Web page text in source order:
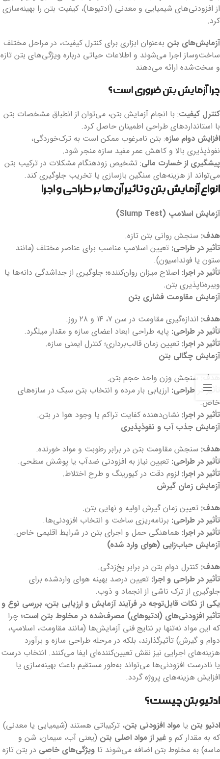
از افزودنی‌های شیمیایی و معدنی (ادتیوها)، کیفیت بتن را بهینه‌سازی
کرد.
آزمایش‌های بتن به‌عنوان ابزاری برای کنترل کیفیت، در مراحل مختلف
ساخت‌وساز اجرا می‌شوند و اطلاعات حیاتی درباره ویژگی‌های بتن تازه
و سخت‌شده ارائه می‌دهند
چرا آزمایش بتن ضروری است؟
کنترل کیفیت: با انجام آزمایش بتن، می‌توان از انطباق مشخصات بتن
با استانداردهای طراحی اطمینان حاصل کرد.
افزایش دوام سازه: بتن نامرغوب ممکن است به ترک‌خوردگی،
نفوذپذیری بالا و کاهش عمر مفید سازه منجر شود.
پیشگیری از خسارت مالی: تشخیص زودهنگام مشکلات در ترکیب بتن
می‌تواند از هزینه‌های سنگین بازسازی یا تخریب جلوگیری کند.
انواع آزمایش بتن و تاثیر آن‌ها بر طراحی و اجرا
آزمایش اسلامپ (Slump Test)
هدف: سنجش روانی بتن تازه.
تأثیر در طراحی: تعیین اسلامپ مناسب برای عناصر مختلف (مانند
ستون یا فونداسیون).
تأثیر در اجرا: اصلاح میزان روان‌کننده؛ جلوگیری از جداشدگی دانه‌ها یا
ویبره‌ناپذیری بتن.
آزمایش مقاومت فشاری بتن
هدف: اندازه‌گیری مقاومت در سن ۷، ۱۴ و ۲۸ روز.
تأثیر در طراحی: پایه طراحی ابعاد اعضای سازه و مقدار میلگرد.
تأثیر در اجرا: تعیین زمان قالب‌برداری؛ کنترل ایمنی سازه.
آزمایش چگالی بتن
هدف
سنجش وزن واحد حجم بتن.
تأثیر در طراحی: ارزیابی بار مرده و انتخاب بتن سبک در سازه‌های
خاص.
تأثیر در اجرا: نشان‌دهنده کفایت تراکم یا وجود هوا در بتن.
آزمایش جذب آب و نفوذپذیری
هدف: سنجش مقاومت بتن در برابر رطوبت و مواد خورنده.
تأثیر در طراحی: تعیین نیاز به افزودنی ضدآب یا پوشش سطحی.
تأثیر در اجرا: لزوم دقت در کیورینگ و طرح اختلاط.
آزمایش زمان گیرش
هدف: تعیین زمان گیرش اولیه و نهایی بتن.
تأثیر در طراحی: برنامه‌ریزی ساخت و انتخاب افزودنی‌ها.
تأثیر در اجرا: هماهنگی حمل و اجرای بتن در شرایط اقلیمی خاص.
آزمایش حباب‌زایی (هوای وارد شده)
هدف: کنترل دوام بتن در برابر یخ‌زدگی.
تأثیر در طراحی و اجرا: تعیین درصد بهینه هوای واردشده برای
جلوگیری از ترک ناشی از انجماد و ذوب.
یکی از نکات قابل‌توجه در فرآیند آزمایش و ارزیابی بتن، بررسی نوع و
تأثیر افزودنی‌های (ادتیوهای) مصرف‌شده در مخلوط بتن است؛ چرا
که این مواد نه‌تنها بر نتایج فنی آزمایش‌ها (مانند مقاومت، اسلامپ،
دوام و گیرش) تأثیرگذارند، بلکه در مرحله طراحی سازه و برآورد
هزینه‌های اجرایی نیز نقش تعیین‌کننده‌ای ایفا می‌کنند. انتخاب درست
یا نادرست افزودنی‌ها می‌تواند به‌طور مستقیم باعث بهینه‌سازی یا
افزایش هزینه‌های پروژه گردد.
ادتیو بتن چیست؟
ادتیو بتن یا مواد افزودنی بتن، ترکیباتی هستند (شیمیایی یا معدنی)
که به مقدار کم و غیر از مواد اصلی بتن (یعنی آب، سیمان، شن و
ماسه) به مخلوط بتن اضافه می‌شوند تا ویژگی‌های خاصی در بتن تازه